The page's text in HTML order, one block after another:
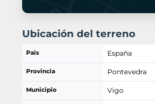
Ubicación del terreno
Pais España
Provincia Pontevedra
Municipio Vigo